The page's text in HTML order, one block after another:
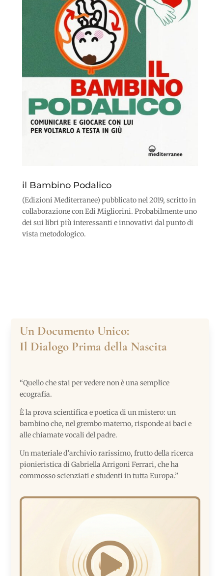
il Bambino Podalico
(Edizioni Mediterranee) pubblicato nel 2019, scritto in
collaborazione con Edi Migliorini. Probabilmente uno
dei sui libri più interessanti e innovativi dal punto di
vista metodologico.
Un Documento Unico:
Il Dialogo Prima della Nascita
“Quello che stai per vedere non è una semplice
ecografia.
È la prova scientifica e poetica di un mistero: un
bambino che, nel grembo materno, risponde ai baci e
alle chiamate vocali del padre.
Un materiale d’archivio rarissimo, frutto della ricerca
pionieristica di Gabriella Arrigoni Ferrari, che ha
commosso scienziati e studenti in tutta Europa.”